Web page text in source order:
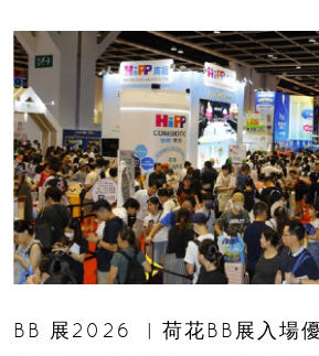
BB 展2026 ︳荷花BB展入場